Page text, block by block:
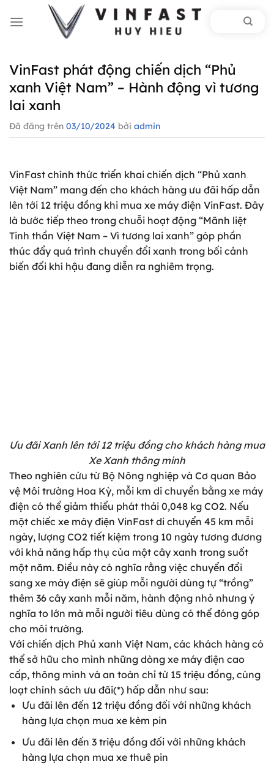
đến
VinFast phát động chiến dịch “Phủ
xanh Việt Nam” – Hành động vì tương
lai xanh
Đã đăng trên 03/10/2024 bởi admin
VinFast chính thức triển khai chiến dịch “Phủ xanh
Việt Nam” mang đến cho khách hàng ưu đãi hấp dẫn
lên tới 12 triệu đồng khi mua xe máy điện VinFast. Đây
là bước tiếp theo trong chuỗi hoạt động “Mãnh liệt
Tinh thần Việt Nam – Vì tương lai xanh” góp phần
thúc đẩy quá trình chuyển đổi xanh trong bối cảnh
biến đổi khí hậu đang diễn ra nghiêm trọng.
Ưu đãi Xanh lên tới 12 triệu đồng cho khách hàng mua
Xe Xanh thông minh
Theo nghiên cứu từ Bộ Nông nghiệp và Cơ quan Bảo
vệ Môi trường Hoa Kỳ, mỗi km di chuyển bằng xe máy
điện có thể giảm thiểu phát thải 0,048 kg CO2. Nếu
một chiếc xe máy điện VinFast di chuyển 45 km mỗi
ngày, lượng CO2 tiết kiệm trong 10 ngày tương đương
với khả năng hấp thụ của một cây xanh trong suốt
một năm. Điều này có nghĩa rằng việc chuyển đổi
sang xe máy điện sẽ giúp mỗi người dùng tự “trồng”
thêm 36 cây xanh mỗi năm, hành động nhỏ nhưng ý
nghĩa to lớn mà mỗi người tiêu dùng có thể đóng góp
cho môi trường.
Với chiến dịch Phủ xanh Việt Nam, các khách hàng có
thể sở hữu cho mình những dòng xe máy điện cao
cấp, thông minh và an toàn chỉ từ 15 triệu đồng, cùng
loạt chính sách ưu đãi(*) hấp dẫn như sau:
Ưu đãi lên đến 12 triệu đồng đối với những khách
hàng lựa chọn mua xe kèm pin
Ưu đãi lên đến 3 triệu đồng đối với những khách
hàng lựa chọn mua xe thuê pin